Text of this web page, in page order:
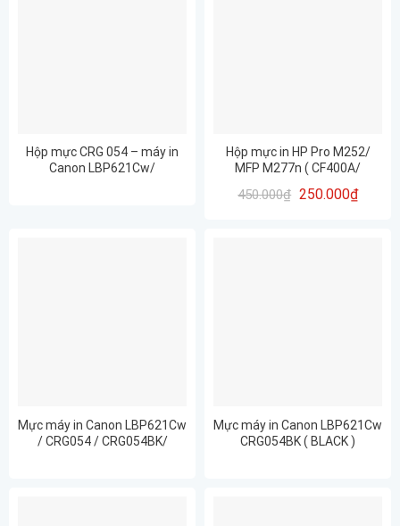
Hộp mực CRG 054 – máy in
Canon LBP621Cw/
Hộp mực in HP Pro M252/
MFP M277n ( CF400A/
CRG045)
450.000₫ 250.000₫
Mực máy in Canon LBP621Cw
/ CRG054 / CRG054BK/
Mực máy in Canon LBP621Cw
CRG054BK ( BLACK )